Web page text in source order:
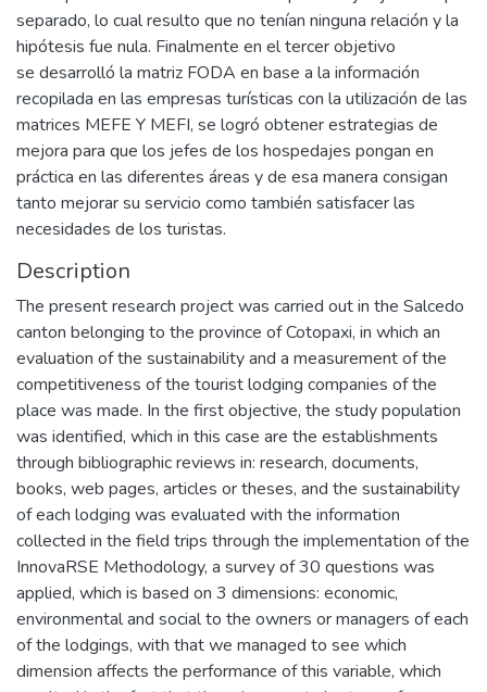
separado, lo cual resulto que no tenían ninguna relación y la
hipótesis fue nula. Finalmente en el tercer objetivo
se desarrolló la matriz FODA en base a la información
recopilada en las empresas turísticas con la utilización de las
matrices MEFE Y MEFI, se logró obtener estrategias de
mejora para que los jefes de los hospedajes pongan en
práctica en las diferentes áreas y de esa manera consigan
tanto mejorar su servicio como también satisfacer las
necesidades de los turistas.
Description
The present research project was carried out in the Salcedo
canton belonging to the province of Cotopaxi, in which an
evaluation of the sustainability and a measurement of the
competitiveness of the tourist lodging companies of the
place was made. In the first objective, the study population
was identified, which in this case are the establishments
through bibliographic reviews in: research, documents,
books, web pages, articles or theses, and the sustainability
of each lodging was evaluated with the information
collected in the field trips through the implementation of the
InnovaRSE Methodology, a survey of 30 questions was
applied, which is based on 3 dimensions: economic,
environmental and social to the owners or managers of each
of the lodgings, with that we managed to see which
dimension affects the performance of this variable, which